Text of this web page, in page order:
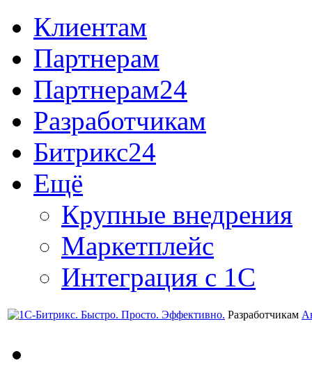
Клиентам
Партнерам
Партнерам24
Разработчикам
Битрикс24
Ещё
Крупные внедрения
Маркетплейс
Интеграция с 1С
Разработчикам